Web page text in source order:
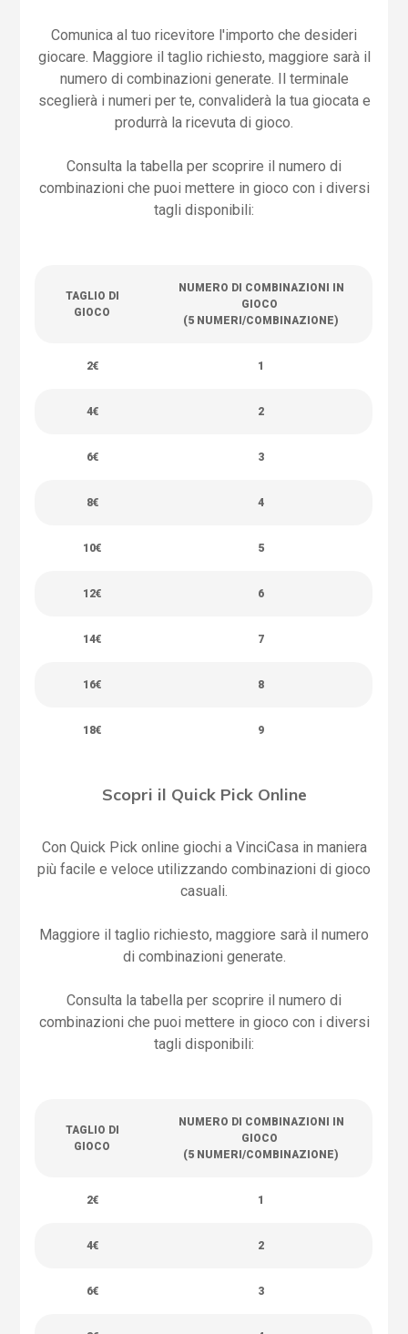
Comunica al tuo ricevitore l'importo che desideri
giocare. Maggiore il taglio richiesto, maggiore sarà il
numero di combinazioni generate. Il terminale
sceglierà i numeri per te, convaliderà la tua giocata e
produrrà la ricevuta di gioco.
Consulta la tabella per scoprire il numero di
combinazioni che puoi mettere in gioco con i diversi
tagli disponibili:
TAGLIO DI
GIOCO
NUMERO DI COMBINAZIONI IN
GIOCO
(5 NUMERI/COMBINAZIONE)
2€ 1
4€ 2
6€ 3
8€ 4
10€ 5
12€ 6
14€ 7
16€ 8
18€ 9
Scopri il Quick Pick Online
Con Quick Pick online giochi a VinciCasa in maniera
più facile e veloce utilizzando combinazioni di gioco
casuali.
Maggiore il taglio richiesto, maggiore sarà il numero
di combinazioni generate.
Consulta la tabella per scoprire il numero di
combinazioni che puoi mettere in gioco con i diversi
tagli disponibili:
TAGLIO DI
GIOCO
NUMERO DI COMBINAZIONI IN
GIOCO
(5 NUMERI/COMBINAZIONE)
2€ 1
4€ 2
6€ 3